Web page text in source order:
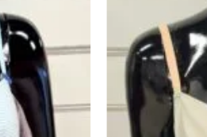
soovinimekirja